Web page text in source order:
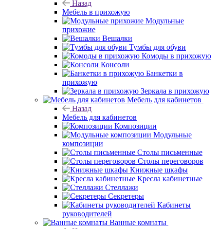
Назад
Мебель в прихожую
Модульные
прихожие
Вешалки
Тумбы для обуви
Комоды в прихожую
Консоли
Банкетки в
прихожую
Зеркала в прихожую
Мебель для кабинетов
Назад
Мебель для кабинетов
Композиции
Модульные
композиции
Столы письменные
Столы переговоров
Книжные шкафы
Кресла кабинетные
Стеллажи
Секретеры
Кабинеты
руководителей
Ванные комнаты